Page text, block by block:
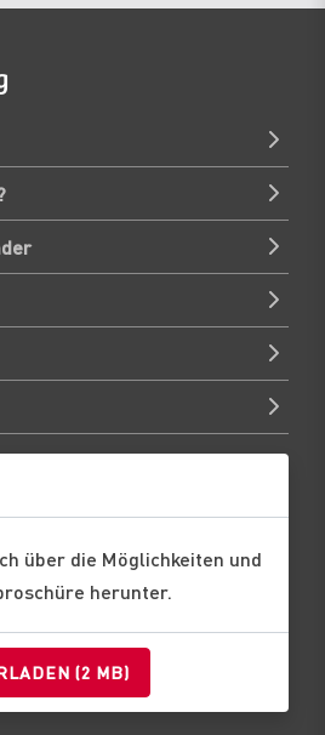
über die Möglichkeiten und
herunter.
(2 MB)